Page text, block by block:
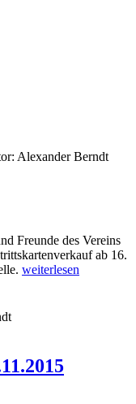
Alexander Berndt
Freunde des Vereins
ab 16.
weiterlesen